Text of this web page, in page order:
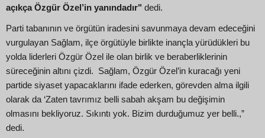
açıkça Özgür Özel’in yanındadır" dedi.
Parti tabanının ve örgütün iradesini savunmaya devam edeceğini
vurgulayan Sağlam, ilçe örgütüyle birlikte inançla yürüdükleri bu
yolda liderleri Özgür Özel ile olan birlik ve beraberliklerinin
süreceğinin altını çizdi. Sağlam, Özgür Özel’in kuracağı yeni
partide siyaset yapacaklarını ifade ederken, görevden alma ilgili
olarak da ‘Zaten tavrımız belli sabah akşam bu değişimin
olmasını bekliyoruz. Sıkıntı yok. Bizim durduğumuz yer belli.,”
dedi.